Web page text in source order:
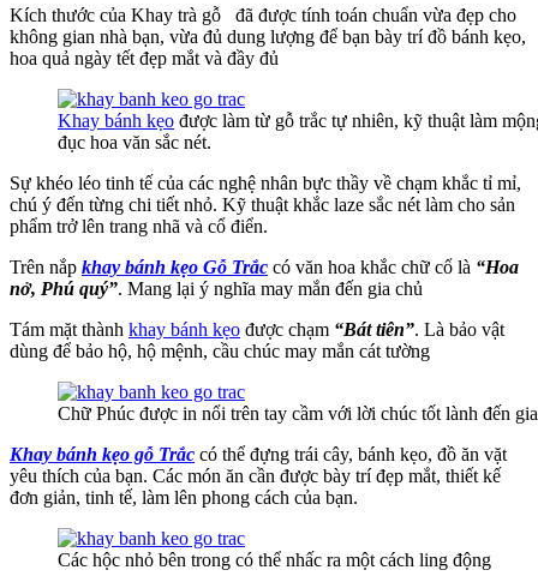
Kích thước của Khay trà gỗ đã được tính toán chuẩn vừa đẹp cho
không gian nhà bạn, vừa đủ dung lượng để bạn bày trí đồ bánh kẹo,
hoa quả ngày tết đẹp mắt và đầy đủ
Khay bánh kẹo được làm từ gỗ trắc tự nhiên, kỹ thuật làm
đục hoa văn sắc nét.
Sự khéo léo tinh tế của các nghệ nhân bực thầy về chạm khắc tỉ mỉ,
chú ý đến từng chi tiết nhỏ. Kỹ thuật khắc laze sắc nét làm cho sản
phẩm trở lên trang nhã và cổ điển.
Trên nắp khay bánh kẹo Gỗ Trắc có văn hoa khắc chữ cổ là “Hoa
nở, Phú quý”. Mang lại ý nghĩa may mắn đến gia chủ
Tám mặt thành khay bánh kẹo được chạm “Bát tiên”. Là bảo vật
dùng để bảo hộ, hộ mệnh, cầu chúc may mắn cát tường
Chữ Phúc được in nổi trên tay cầm với lời chúc tốt lành đến
Khay bánh kẹo gỗ Trắc có thể đựng trái cây, bánh kẹo, đồ ăn vặt
yêu thích của bạn. Các món ăn cần được bày trí đẹp mắt, thiết kế
đơn giản, tinh tế, làm lên phong cách của bạn.
Các hộc nhỏ bên trong có thể nhấc ra một cách ling động